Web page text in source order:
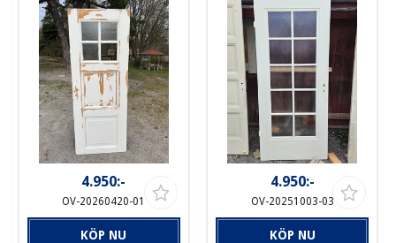
4.950:-
OV-20260420-01
KÖP NU
4.950:-
OV-20251003-03
KÖP NU